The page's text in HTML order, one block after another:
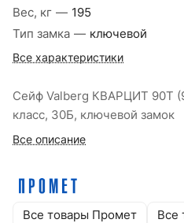
Вес, кг — 195
Тип замка — ключевой
Все характеристики
Сейф Valberg КВАРЦИТ 90Т
класс, 30Б, ключевой замок
Все описание
Все товары Промет Все